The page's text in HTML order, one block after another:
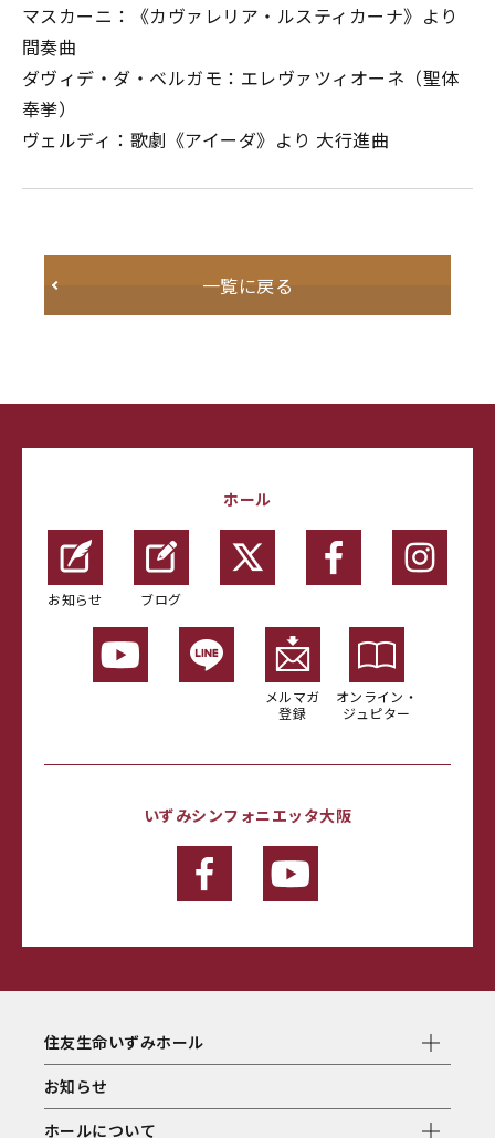
マスカーニ：《カヴァレリア・ルスティカーナ》より
間奏曲
ダヴィデ・ダ・ベルガモ：エレヴァツィオーネ（聖体
奉挙）
ヴェルディ：歌劇《アイーダ》より 大行進曲
一覧に戻る
ホール
お知らせ ブログ
メルマガ
登録
オンライン・
ジュピター
いずみシンフォニエッタ大阪
住友生命いずみホール
お知らせ
ホールについて